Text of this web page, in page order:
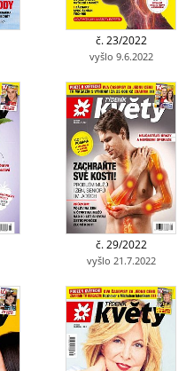
č. 23/2022
vyšlo 9.6.2022
č. 29/2022
vyšlo 21.7.2022